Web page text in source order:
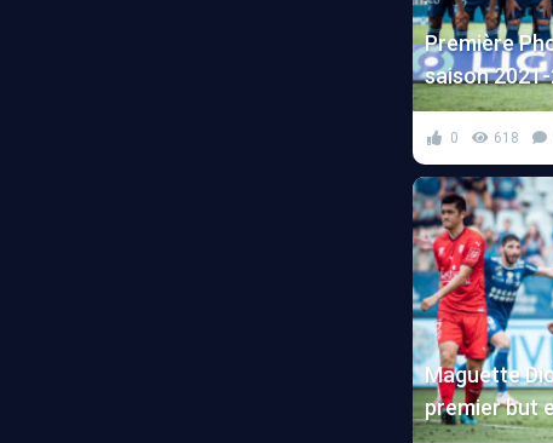
Première
saison
0 618
Maguette
premier but